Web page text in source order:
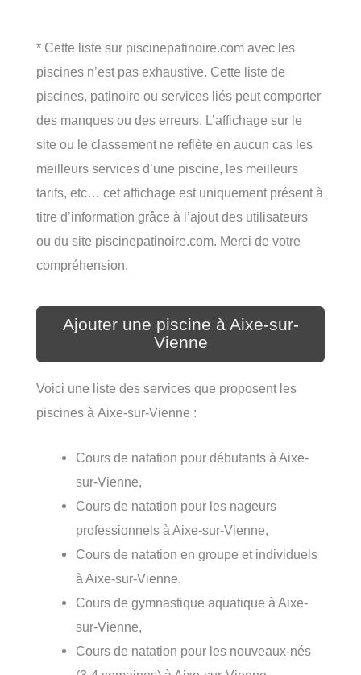
* Cette liste sur piscinepatinoire.com avec les
piscines n’est pas exhaustive. Cette liste de
piscines, patinoire ou services liés peut comporter
des manques ou des erreurs. L’affichage sur le
site ou le classement ne reflète en aucun cas les
meilleurs services d’une piscine, les meilleurs
tarifs, etc… cet affichage est uniquement présent à
titre d’information grâce à l’ajout des utilisateurs
ou du site piscinepatinoire.com. Merci de votre
compréhension.
Ajouter une piscine à Aixe-sur-
Vienne
Voici une liste des services que proposent les
piscines à Aixe-sur-Vienne :
Cours de natation pour débutants à Aixe-
sur-Vienne,
Cours de natation pour les nageurs
professionnels à Aixe-sur-Vienne,
Cours de natation en groupe et individuels
à Aixe-sur-Vienne,
Cours de gymnastique aquatique à Aixe-
sur-Vienne,
Cours de natation pour les nouveaux-nés